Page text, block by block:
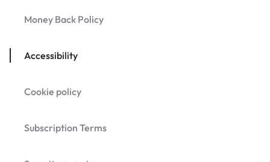
Money Back Policy
Accessibility
Cookie policy
Subscription Terms